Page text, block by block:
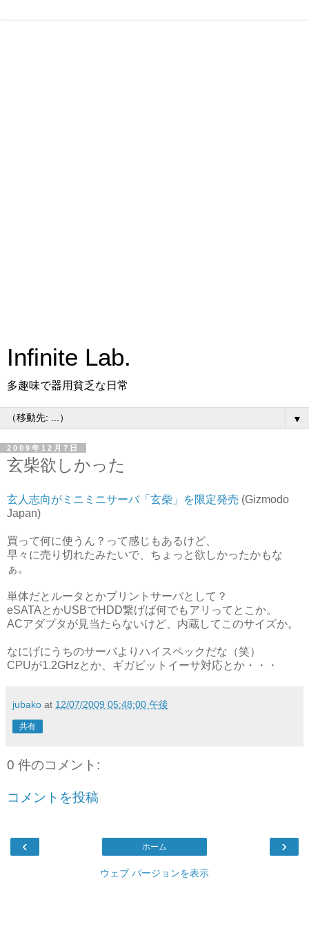
Infinite Lab.
多趣味で器用貧乏な日常
▼
2009年12月7日
玄柴欲しかった
玄人志向がミニミニサーバ「玄柴」を限定発売 (Gizmodo
Japan)
買って何に使うん？って感じもあるけど、
早々に売り切れたみたいで、ちょっと欲しかったかもな
ぁ。
単体だとルータとかプリントサーバとして？
eSATAとかUSBでHDD繋げば何でもアリってとこか。
ACアダプタが見当たらないけど、内蔵してこのサイズか。
なにげにうちのサーバよりハイスペックだな（笑）
CPUが1.2GHzとか、ギガビットイーサ対応とか・・・
jubako at 12/07/2009 05:48:00 午後
共有
0 件のコメント:
コメントを投稿
‹ ›
ホーム
ウェブ バージョンを表示